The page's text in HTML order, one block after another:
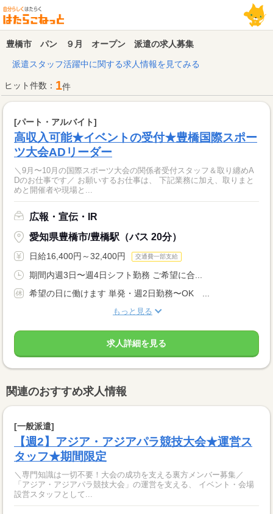
豊橋市 パン ９月 オープン 派遣の求人募集
派遣スタッフ活躍中に関する求人情報を見てみる
ヒット件数： 1件
[パート・アルバイト]
高収入可能★イベントの受付★豊橋国際スポー
ツ大会ADリーダー
＼9月〜10月の国際スポーツ大会の関係者受付スタッフ＆取り纏めA
Dのお仕事です／ お願いするお仕事は、 下記業務に加え、取りまと
めと開催者や現場と...
広報・宣伝・IR
愛知県豊橋市/豊橋駅（バス 20分）
日給16,400円～32,400円 交通費一部支給
期間内週3日〜週4日シフト勤務 ご希望に合...
希望の日に働けます 単発・週2日勤務〜OK ...
もっと見る
求人詳細を見る
関連のおすすめ求人情報
[一般派遣]
【週2】アジア・アジアパラ競技大会★運営ス
タッフ★期間限定
＼専門知識は一切不要！大会の成功を支える裏方メンバー募集／
「アジア・アジアパラ競技大会」の運営を支える、 イベント・会場
設営スタッフとして...